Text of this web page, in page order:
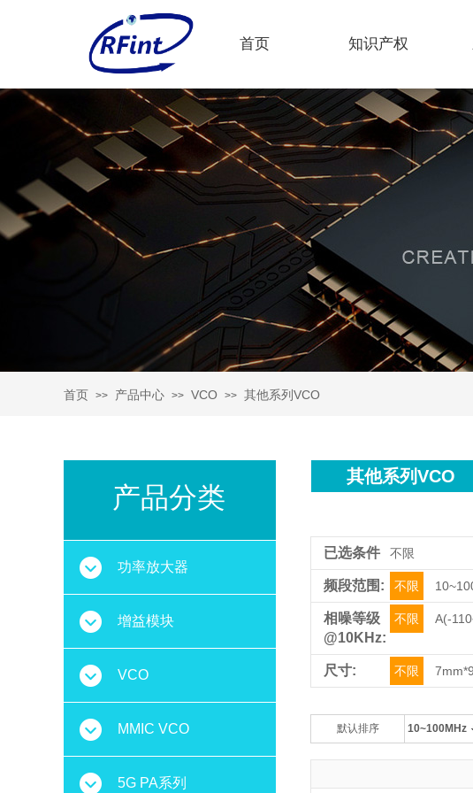
首页 知识产权
首页 >> 产品中心 >> VCO >> 其他系列VCO
其他系列VCO
产品分类
功率放大器
增益模块
VCO
MMIC VCO
5G PA系列
已选条件 不限
频段范围: 不限
相噪等级
@10KHz:
不限 A(-
尺寸: 不限
默认排序 10~100MHz